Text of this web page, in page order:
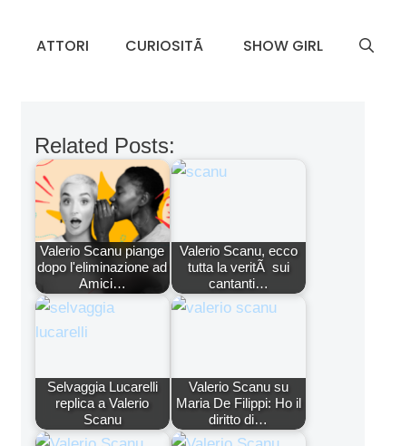
ATTORI CURIOSITÃ SHOW GIRL
Related Posts:
Valerio Scanu piange
dopo l'eliminazione ad
Amici…
Valerio Scanu, ecco
tutta la veritÃ sui
cantanti…
Selvaggia Lucarelli
replica a Valerio
Scanu
Valerio Scanu su
Maria De Filippi: Ho il
diritto di…